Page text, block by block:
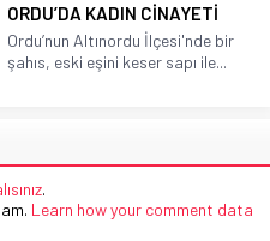
ORDU’DA KADIN CİNAYETİ
Ordu’nun Altınordu İlçesi'nde bir
şahıs, eski eşini keser sapı ile...
.
Learn how your comment data